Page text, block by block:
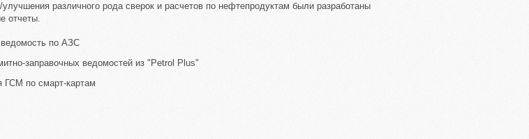
различного рода сверок и расчетов по нефтепродуктам были разработаны
отчеты.
по АЗС
заправочных ведомостей из "Petrol Plus"
ГСМ по смарт-картам